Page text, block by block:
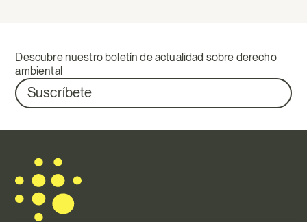
Descubre nuestro boletín de actualidad sobre derecho
ambiental
Suscríbete